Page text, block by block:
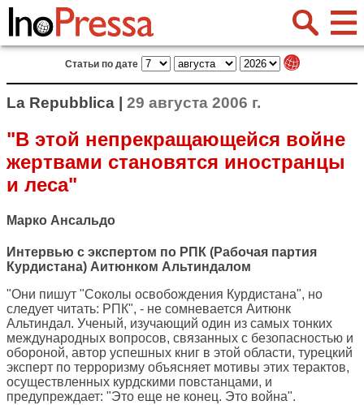
Статьи по дате
La Repubblica | 29 августа 2006 г.
"В этой непрекращающейся войне
жертвами становятся иностранцы
и леса"
Марко Ансальдо
Интервью с экспертом по РПК (Рабочая партия
Курдистана) Аитюнком Альтиндалом
"Они пишут "Соколы освобождения Курдистана", но
следует читать: РПК", - не сомневается Аитюнк
Альтиндал. Ученый, изучающий один из самых тонких
международных вопросов, связанных с безопасностью и
обороной, автор успешных книг в этой области, турецкий
эксперт по терроризму объясняет мотивы этих терактов,
осуществленных курдскими повстанцами, и
предупреждает: "Это еще не конец. Это война".